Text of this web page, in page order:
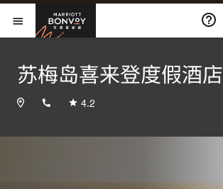
Skip to Content
打开菜单万豪旅享家
苏梅岛喜来登度假酒店
+6677422020
4.2